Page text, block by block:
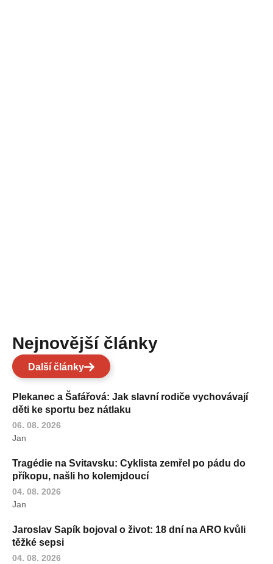
Nejnovější články
Další články
Plekanec a Šafářová: Jak slavní rodiče vychovávají
děti ke sportu bez nátlaku
06. 08. 2026
Jan
Tragédie na Svitavsku: Cyklista zemřel po pádu do
příkopu, našli ho kolemjdoucí
04. 08. 2026
Jan
Jaroslav Sapík bojoval o život: 18 dní na ARO kvůli
těžké sepsi
04. 08. 2026